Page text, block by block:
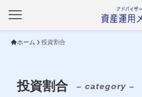
ホーム 投資割合
投資割合 – category –